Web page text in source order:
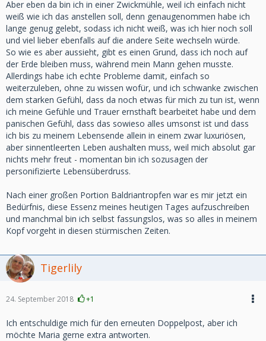
Aber eben da bin ich in einer Zwickmühle, weil ich einfach nicht
weiß wie ich das anstellen soll, denn genaugenommen habe ich
lange genug gelebt, sodass ich nicht weiß, was ich hier noch soll
und viel lieber ebenfalls auf die andere Seite wechseln würde.
So wie es aber aussieht, gibt es einen Grund, dass ich noch auf
der Erde bleiben muss, während mein Mann gehen musste.
Allerdings habe ich echte Probleme damit, einfach so
weiterzuleben, ohne zu wissen wofür, und ich schwanke zwischen
dem starken Gefühl, dass da noch etwas für mich zu tun ist, wenn
ich meine Gefühle und Trauer ernsthaft bearbeitet habe und dem
panischen Gefühl, dass das sowieso alles umsonst ist und dass
ich bis zu meinem Lebensende allein in einem zwar luxuriösen,
aber sinnentleerten Leben aushalten muss, weil mich absolut gar
nichts mehr freut - momentan bin ich sozusagen der
personifizierte Lebensüberdruss.
Nach einer großen Portion Baldriantropfen war es mir jetzt ein
Bedürfnis, diese Essenz meines heutigen Tages aufzuschreiben
und manchmal bin ich selbst fassungslos, was so alles in meinem
Kopf vorgeht in diesen stürmischen Zeiten.
Tigerlily
24. September 2018 +1
Ich entschuldige mich für den erneuten Doppelpost, aber ich
möchte Maria gerne extra antworten.